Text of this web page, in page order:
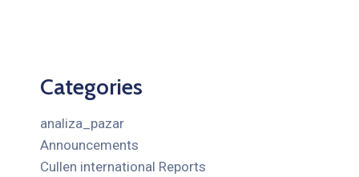
Categories
analiza_pazar
Announcements
Cullen international Reports